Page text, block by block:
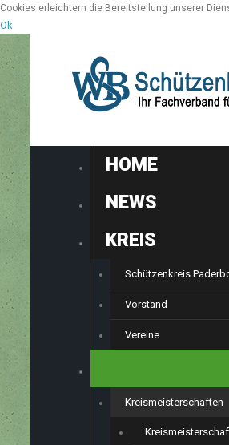
Cookies erleichtern die Bereitstellung unserer
Ok
HOME
NEWS
KREIS
Schützenkreis
Vorstand
Vereine
Kreismeisterschaften